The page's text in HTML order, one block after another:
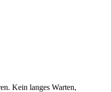
Kein langes Warten,